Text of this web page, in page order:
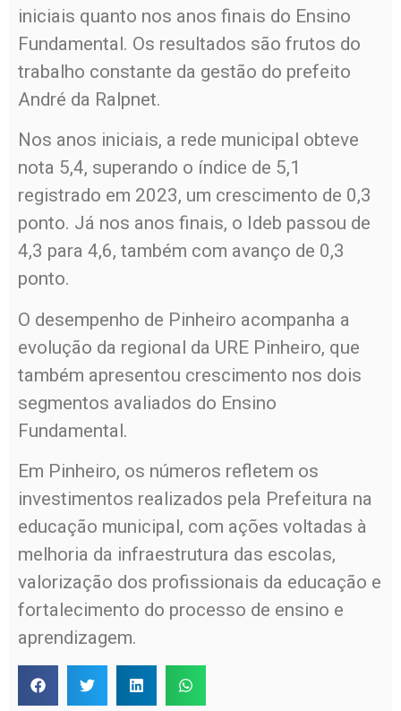
iniciais quanto nos anos finais do Ensino
Fundamental. Os resultados são frutos do
trabalho constante da gestão do prefeito
André da Ralpnet.
Nos anos iniciais, a rede municipal obteve
nota 5,4, superando o índice de 5,1
registrado em 2023, um crescimento de 0,3
ponto. Já nos anos finais, o Ideb passou de
4,3 para 4,6, também com avanço de 0,3
ponto.
O desempenho de Pinheiro acompanha a
evolução da regional da URE Pinheiro, que
também apresentou crescimento nos dois
segmentos avaliados do Ensino
Fundamental.
Em Pinheiro, os números refletem os
investimentos realizados pela Prefeitura na
educação municipal, com ações voltadas à
melhoria da infraestrutura das escolas,
valorização dos profissionais da educação e
fortalecimento do processo de ensino e
aprendizagem.